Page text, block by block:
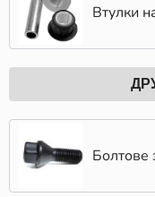
Втулки
Болтове